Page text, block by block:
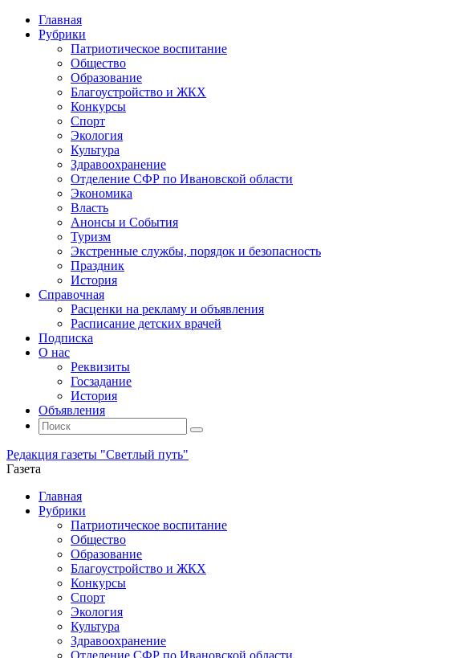
Главная
Рубрики
Патриотическое воспитание
Общество
Образование
Благоустройство и ЖКХ
Конкурсы
Спорт
Экология
Культура
Здравоохранение
Отделение СФР по Ивановской области
Экономика
Власть
Анонсы и События
Туризм
Экстренные службы, порядок и безопасность
Праздник
История
Справочная
Расценки на рекламу и объявления
Расписание детских врачей
Подписка
О нас
Реквизиты
Госзадание
История
Объявления
Поиск
Искать:
Поиск
Редакция газеты "Светлый путь"
Газета
Промотать
содержимому
Главная
Рубрики
Патриотическое воспитание
Общество
Образование
Благоустройство и ЖКХ
Конкурсы
Спорт
Экология
Культура
Здравоохранение
Отделение СФР по Ивановской области